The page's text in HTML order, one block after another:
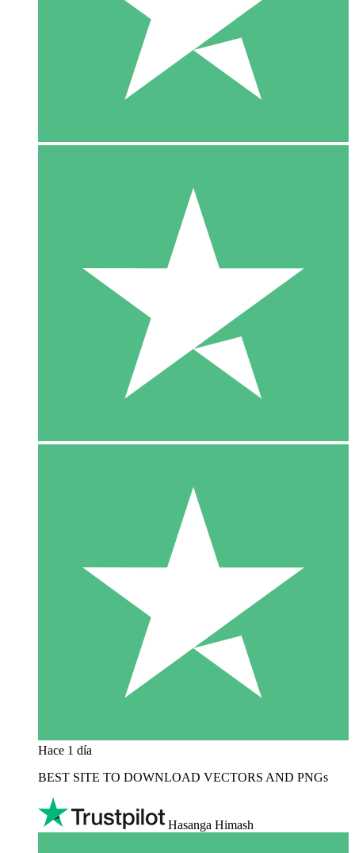
Hace 1 día
BEST SITE TO DOWNLOAD VECTORS AND PNGs
Hasanga Himash